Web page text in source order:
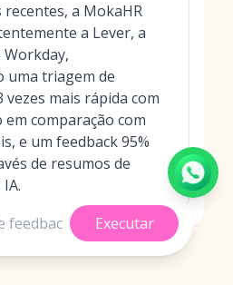
recentes, a MokaHR
a Lever, a
Workday,
uma triagem de
vezes mais rápida com
em comparação com
e um feedback 95%
de resumos de
Executar